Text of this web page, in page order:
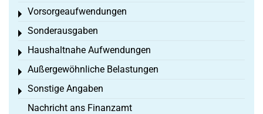
Vorsorgeaufwendungen
Toggle menu
Sonderausgaben
Toggle menu
Haushaltnahe Aufwendungen
Toggle menu
Außergewöhnliche Belastungen
Toggle menu
Sonstige Angaben
Toggle menu
Nachricht ans Finanzamt